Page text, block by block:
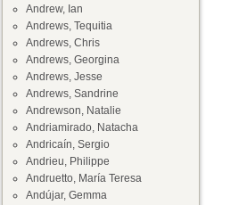
Andrew, Ian
Andrews, Tequitia
Andrews, Chris
Andrews, Georgina
Andrews, Jesse
Andrews, Sandrine
Andrewson, Natalie
Andriamirado, Natacha
Andricaín, Sergio
Andrieu, Philippe
Andruetto, María Teresa
Andújar, Gemma